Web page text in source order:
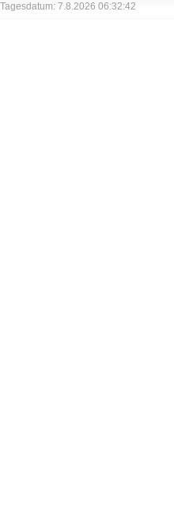
Tagesdatum: 7.8.2026 06:32:42